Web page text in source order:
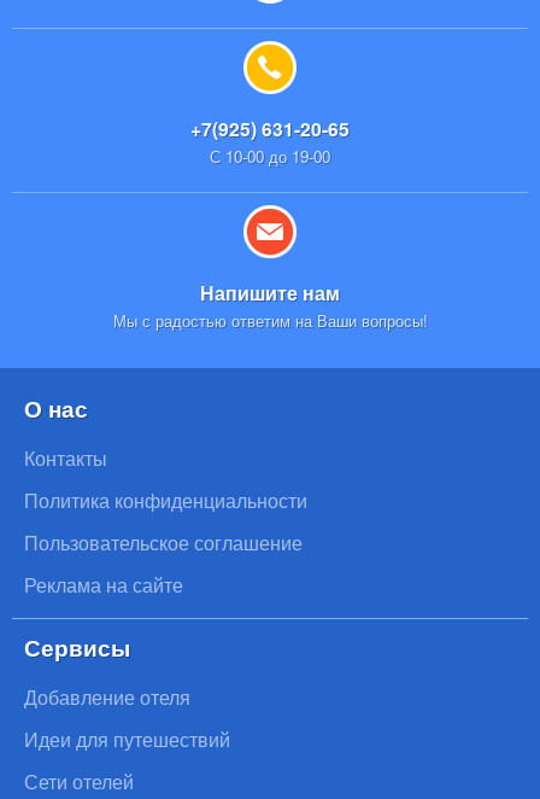
+7(925) 631-20-65
С 10-00 до 19-00
Напишите нам
Мы с радостью ответим на Ваши вопросы!
О нас
Контакты
Политика конфиденциальности
Пользовательское соглашение
Реклама на сайте
Сервисы
Добавление отеля
Идеи для путешествий
Сети отелей